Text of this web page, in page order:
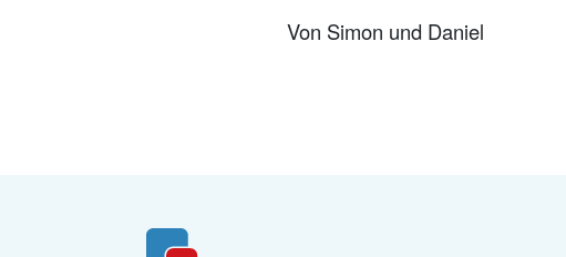
Von Simon und Daniel